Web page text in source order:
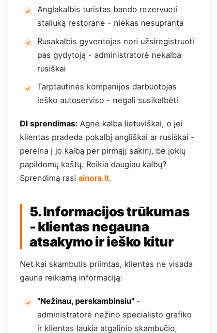
Anglakalbis turistas bando rezervuoti
staliuką restorane - niekas nesupranta
Rusakalbis gyventojas nori užsiregistruoti
pas gydytoją - administratorė nekalba
rusiškai
Tarptautinės kompanijos darbuotojas
ieško autoserviso - negali susikalbėti
DI sprendimas: Agnė kalba lietuviškai, o jei
klientas pradeda pokalbį angliškai ar rusiškai -
pereina į jo kalbą per pirmąjį sakinį, be jokių
papildomų kaštų. Reikia daugiau kalbų?
Sprendimą rasi ainora.lt.
5. Informacijos trūkumas
- klientas negauna
atsakymo ir ieško kitur
Net kai skambutis priimtas, klientas ne visada
gauna reikiamą informaciją:
"Nežinau, perskambinsiu" -
administratorė nežino specialisto grafiko
ir klientas laukia atgalinio skambučio,